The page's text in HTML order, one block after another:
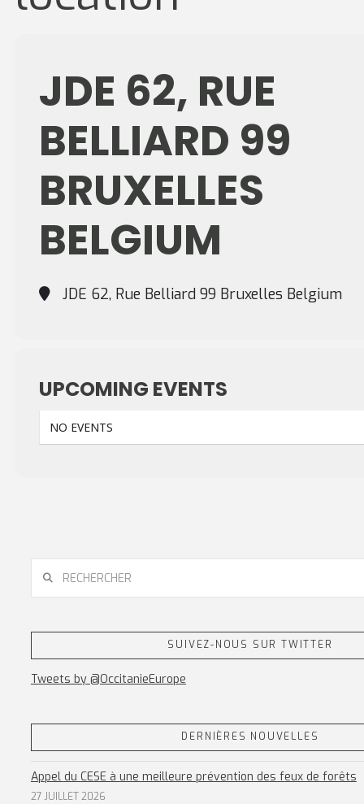
JDE 62, RUE
BELLIARD 99
BRUXELLES
BELGIUM
JDE 62, Rue Belliard 99 Bruxelles Belgium
UPCOMING EVENTS
NO EVENTS
SUIVEZ-NOUS SUR TWITTER
Tweets by @OccitanieEurope
DERNIÈRES NOUVELLES
Appel du CESE à une meilleure prévention des feux de forêts
27 JUILLET 2026